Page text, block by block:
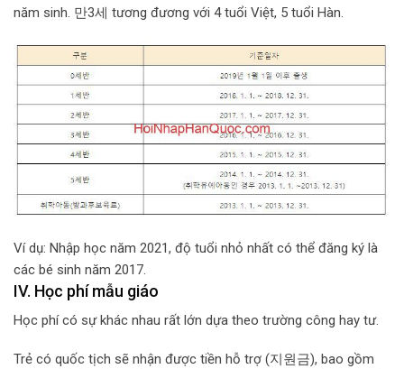
năm sinh. 만3세 tương đương với 4 tuổi Việt, 5 tuổi Hàn.
Ví dụ: Nhập học năm 2021, độ tuổi nhỏ nhất có thể đăng ký là
các bé sinh năm 2017.
IV. Học phí mẫu giáo
Học phí có sự khác nhau rất lớn dựa theo trường công hay tư.
Trẻ có quốc tịch sẽ nhận được tiền hỗ trợ (지원금), bao gồm